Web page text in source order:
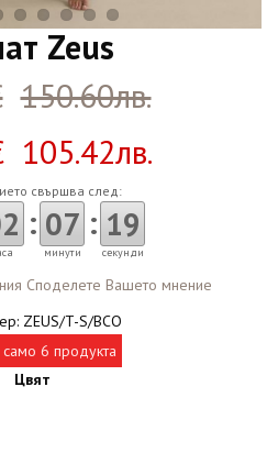
Zeus
150.60лв.
105.42лв.
свършва след:
: 07
минути
: 18
секунди
Споделете Вашето мнение
ZEUS/T-S/BCO
само 6 продукта
Цвят